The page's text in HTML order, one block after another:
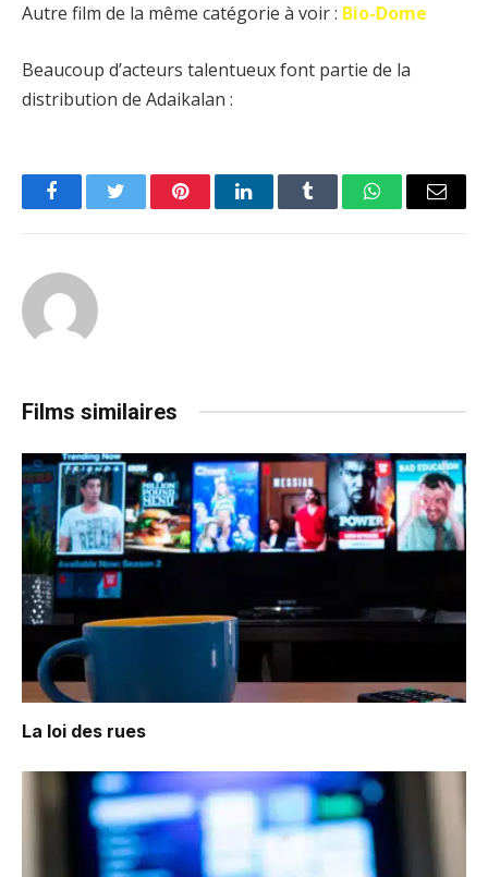
Autre film de la même catégorie à voir : Bio-Dome
Beaucoup d’acteurs talentueux font partie de la
distribution de Adaikalan :
FacebookTwitter PinterestLinkedInTumblr WhatsAppEmail
Films similaires
La loi des rues